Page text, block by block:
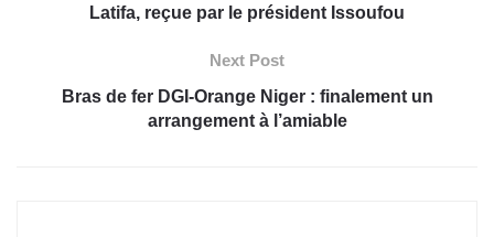
Latifa, reçue par le président Issoufou
Next Post
Bras de fer DGI-Orange Niger : finalement un
arrangement à l’amiable